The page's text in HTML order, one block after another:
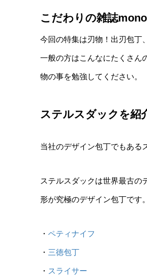
こだわりの雑誌
今回の特集は刃物！出刃包丁
一般の方はこんなにたくさん
物の事を勉強してください。
ステルスダックを紹
当社のデザイン包丁でもある
ステルスダックは世界最古の
形が究極のデザイン包丁です
・ ペティナイフ
・ 三徳包丁
・ スライサー